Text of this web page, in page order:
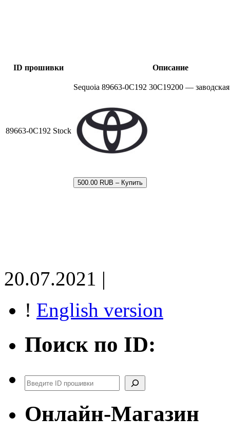
ID прошивки Описание
89663-0C192 Stock
Sequoia 89663-0C192 30C19200 —
500.00 RUB – Купить
20.07.2021 |
! English version
Поиск по ID:
Поиск
Онлайн-Магазин